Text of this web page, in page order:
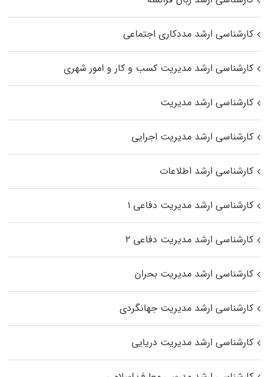
کارشناسی ارشد مددکاری اجتماعی
کارشناسی ارشد مدیریت کسب و کار و امور شهری
کارشناسی ارشد مدیریت
کارشناسی ارشد مدیریت اجرایی
کارشناسی ارشد اطلاعات
کارشناسی ارشد مدیریت دفاعی ۱
کارشناسی ارشد مدیریت دفاعی ۲
کارشناسی ارشد مدیریت بحران
کارشناسی ارشد مدیریت جهانگردی
کارشناسی ارشد مدیریت دریایی